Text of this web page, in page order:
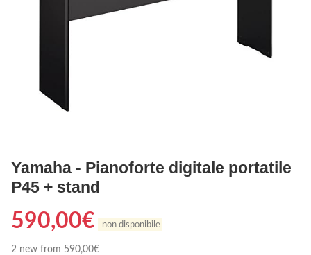
Yamaha - Pianoforte digitale portatile
P45 + stand
590,00€ non disponibile
2 new from 590,00€